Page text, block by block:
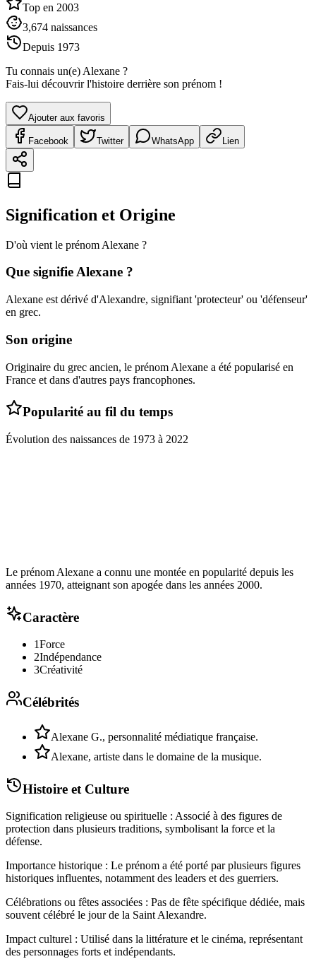
Top en 2003
3,674 naissances
Depuis 1973
Tu connais un(e) Alexane ?
Fais-lui découvrir l'histoire derrière son prénom !
Ajouter aux favoris
Facebook Twitter WhatsApp Lien
Signification et Origine
D'où vient le prénom Alexane ?
Que signifieAlexane ?
Alexane est dérivé d'Alexandre, signifiant 'protecteur' ou 'défenseur'
en grec.
Son origine
Originaire du grec ancien, le prénom Alexane a été popularisé en
France et dans d'autres pays francophones.
Popularité au fil du temps
Évolution des naissances de 1973 à 2022
Le prénom Alexane a connu une montée en popularité depuis les
années 1970, atteignant son apogée dans les années 2000.
Caractère
1Force
2Indépendance
3Créativité
Célébrités
Alexane G., personnalité médiatique française.
Alexane, artiste dans le domaine de la musique.
Histoire et Culture
Signification religieuse ou spirituelle : Associé à des figures de
protection dans plusieurs traditions, symbolisant la force et la
défense.
Importance historique : Le prénom a été porté par plusieurs figures
historiques influentes, notamment des leaders et des guerriers.
Célébrations ou fêtes associées : Pas de fête spécifique dédiée, mais
souvent célébré le jour de la Saint Alexandre.
Impact culturel : Utilisé dans la littérature et le cinéma, représentant
des personnages forts et indépendants.